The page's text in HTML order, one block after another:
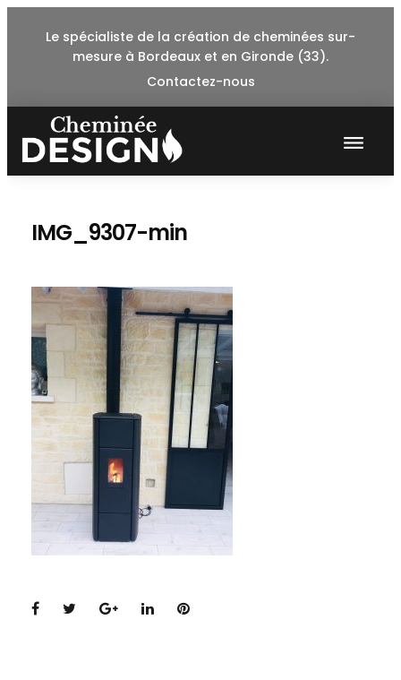
Le spécialiste de la création de cheminées sur-
mesure à Bordeaux et en Gironde (33).
Contactez-nous
IMG_9307-min
Facebook
TwitterGoogle+
LinkedInPinterest